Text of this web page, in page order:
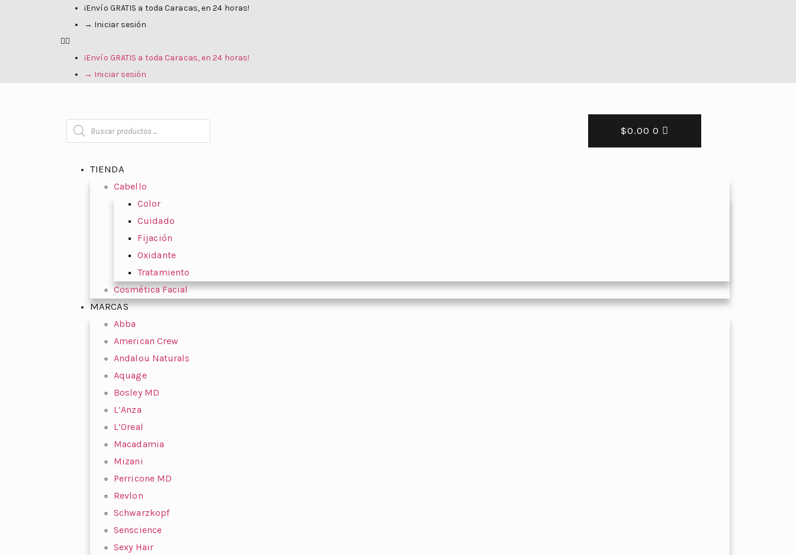
¡Envío GRATIS a toda Caracas, en 24 horas!
→ Iniciar sesión
¡Envío GRATIS a toda Caracas, en 24 horas!
→ Iniciar sesión
$0.00 0
TIENDA
Cabello
Color
Cuidado
Fijación
Oxidante
Tratamiento
Cosmética Facial
MARCAS
Abba
American Crew
Andalou Naturals
Aquage
Bosley MD
L’Anza
L’Oreal
Macadamia
Mizani
Perricone MD
Revlon
Schwarzkopf
Senscience
Sexy Hair